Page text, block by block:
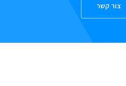
צור קשר